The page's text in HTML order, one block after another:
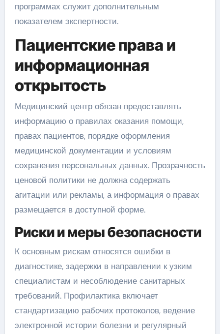
программах служит дополнительным
показателем экспертности.
Пациентские права и
информационная
открытость
Медицинский центр обязан предоставлять
информацию о правилах оказания помощи,
правах пациентов, порядке оформления
медицинской документации и условиям
сохранения персональных данных. Прозрачность
ценовой политики не должна содержать
агитации или рекламы, а информация о правах
размещается в доступной форме.
Риски и меры безопасности
К основным рискам относятся ошибки в
диагностике, задержки в направлении к узким
специалистам и несоблюдение санитарных
требований. Профилактика включает
стандартизацию рабочих протоколов, ведение
электронной истории болезни и регулярный